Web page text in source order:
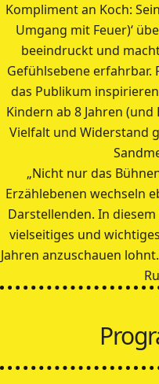
Kompliment an Koch:
Umgang mit Feuer)‘
beeindruckt und
Gefühlsebene erfahrbar.
das Publikum
Kindern ab 8 Jahren
Vielfalt und Widerstand
„Nicht nur das
Erzählebenen wechseln
Darstellenden. In
vielseitiges und
Jahren anzuschauen